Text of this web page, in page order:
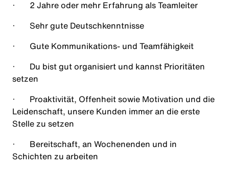
· 2 Jahre oder mehr Erfahrung als Teamleiter
· Sehr gute Deutschkenntnisse
· Gute Kommunikations- und Teamfähigkeit
· Du bist gut organisiert und kannst Prioritäten
setzen
· Proaktivität, Offenheit sowie Motivation und die
Leidenschaft, unsere Kunden immer an die erste
Stelle zu setzen
· Bereitschaft, an Wochenenden und in
Schichten zu arbeiten